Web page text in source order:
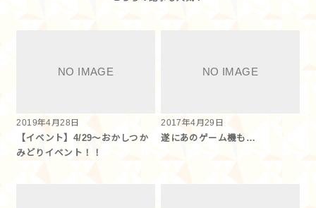
2019年4月28日
【イベント】4/29～おかしつか
みどりイベント！！
2017年4月29日
遂にあのゲーム機も…